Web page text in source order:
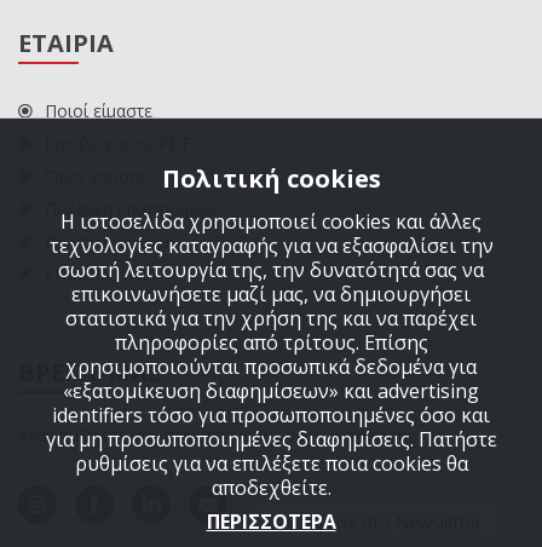
ΕΤΑΙΡΙΑ
Ποιοί είμαστε
Πολιτική επιστροφών
Πολιτική cookies
ΕΠΙΚΟΙΝΩΝΙΑ
ΒΡΕΙΤΕ ΜΑΣ
Ακολουθήστε μας στα μέσα κοινωνικής δικτύωσης
Εγγραφείτε στο Newsletter
Πολιτική cookies
Η ιστοσελίδα χρησιμοποιεί cookies και άλλες
τεχνολογίες καταγραφής για να εξασφαλίσει την
σωστή λειτουργία της, την δυνατότητά σας να
επικοινωνήσετε μαζί μας, να δημιουργήσει
στατιστικά για την χρήση της και να παρέχει
πληροφορίες από τρίτους. Επίσης
χρησιμοποιούνται προσωπικά δεδομένα για
«εξατομίκευση διαφημίσεων» και advertising
identifiers τόσο για προσωποποιημένες όσο και
για μη προσωποποιημένες διαφημίσεις. Πατήστε
ρυθμίσεις για να επιλέξετε ποια cookies θα
αποδεχθείτε.
ΠΕΡΙΣΣΟΤΕΡΑ